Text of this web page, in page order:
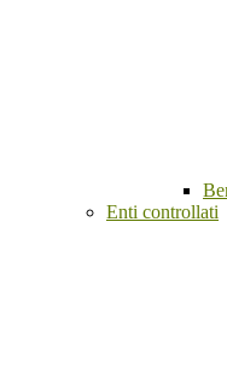
Enti controllati